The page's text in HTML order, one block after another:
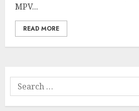
MPV...
READ MORE
Search
for: